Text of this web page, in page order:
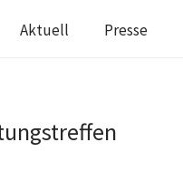
Aktuell Presse